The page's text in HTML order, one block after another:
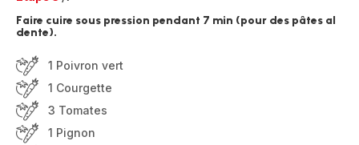
Faire cuire sous pression pendant 7 min (pour des pâtes al
dente).
1 Poivron vert
1 Courgette
3 Tomates
1 Pignon